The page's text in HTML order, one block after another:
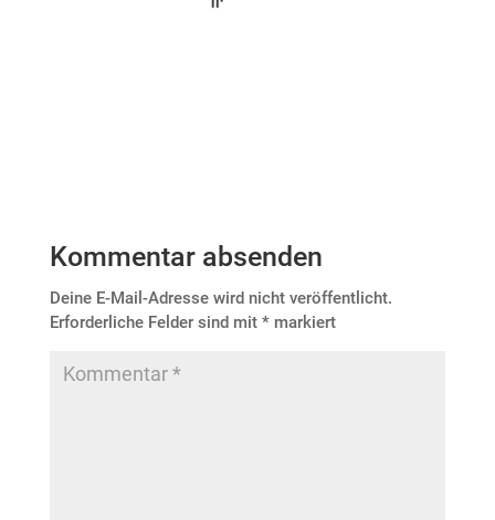
Kommentar absenden
Deine E-Mail-Adresse wird nicht veröffentlicht.
Erforderliche Felder sind mit *markiert